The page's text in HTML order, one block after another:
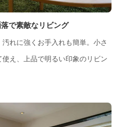
で素敵なリビング
れに強くお手入れも簡単。小さ
え、上品で明るい印象のリビン